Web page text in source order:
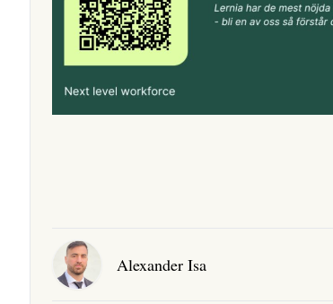
Alexander Isa